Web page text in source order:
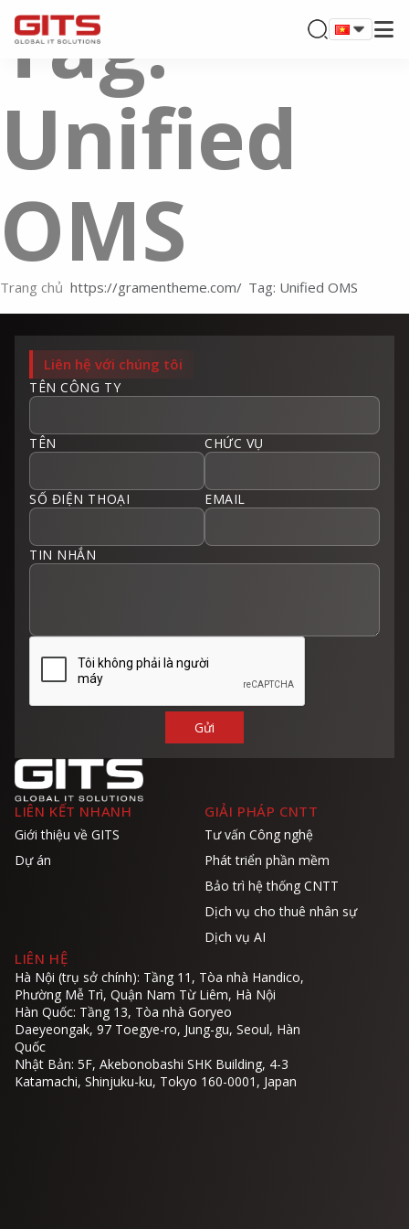
Tag:
Unified
OMS
Trang chủ Tag: Unified OMS
Liên hệ với chúng tôi
TÊN CÔNG TY
TÊN CHỨC VỤ
SỐ ĐIỆN THOẠI EMAIL
TIN NHẮN
LIÊN KẾT NHANH
Giới thiệu về GITS
Dự án
GIẢI PHÁP CNTT
Tư vấn Công nghệ
Phát triển phần mềm
Bảo trì hệ thống CNTT
Dịch vụ cho thuê nhân sự
Dịch vụ AI
LIÊN HỆ
Hà Nội (trụ sở chính): Tầng 11, Tòa nhà Handico,
Phường Mễ Trì, Quận Nam Từ Liêm, Hà Nội
Hàn Quốc: Tầng 13, Tòa nhà Goryeo
Daeyeongak, 97 Toegye-ro, Jung-gu, Seoul, Hàn
Quốc
Nhật Bản: 5F, Akebonobashi SHK Building, 4-3
Katamachi, Shinjuku-ku, Tokyo 160-0001, Japan